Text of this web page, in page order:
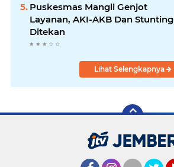
Puskesmas Mangli Genjot
Layanan, AKI-AKB Dan Stunting
Ditekan
Lihat Selengkapnya